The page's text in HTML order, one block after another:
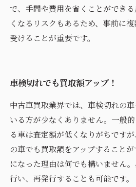
で、手間や費用を省くことができ
くなるリスクもあるため、事前に
受けることが重要です。
車検切れでも買取額アップ！
中古車買取業界では、車検切れの
いる方が少なくありません。一般
る車は査定額が低くなりがちです
の車でも買取額をアップすること
になった理由は何でも構いません
行い、再発行することも可能です